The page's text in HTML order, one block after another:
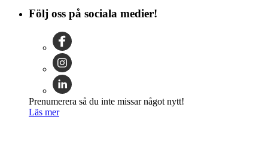
Följ oss på sociala medier!
Prenumerera så du inte missar något nytt!
Läs mer